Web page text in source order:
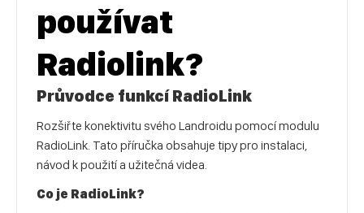
používat
Radiolink?
Průvodce funkcí RadioLink
Rozšiřte konektivitu svého Landroidu pomocí modulu
RadioLink. Tato příručka obsahuje tipy pro instalaci,
návod k použití a užitečná videa.
Co je RadioLink?